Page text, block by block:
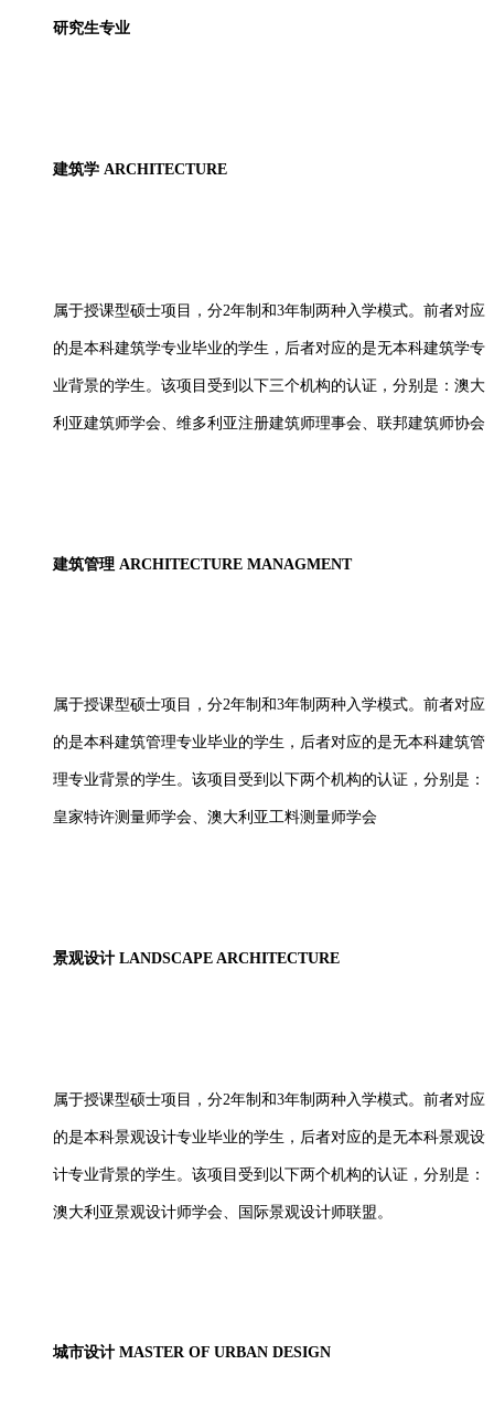
研究生专业
建筑学 ARCHITECTURE
属于授课型硕士项目，分2年制和3年制两种入学模式。前者对应
的是本科建筑学专业毕业的学生，后者对应的是无本科建筑学专
业背景的学生。该项目受到以下三个机构的认证，分别是：澳大
利亚建筑师学会、维多利亚注册建筑师理事会、联邦建筑师协会
建筑管理 ARCHITECTURE MANAGMENT
属于授课型硕士项目，分2年制和3年制两种入学模式。前者对应
的是本科建筑管理专业毕业的学生，后者对应的是无本科建筑管
理专业背景的学生。该项目受到以下两个机构的认证，分别是：
皇家特许测量师学会、澳大利亚工料测量师学会
景观设计 LANDSCAPE ARCHITECTURE
属于授课型硕士项目，分2年制和3年制两种入学模式。前者对应
的是本科景观设计专业毕业的学生，后者对应的是无本科景观设
计专业背景的学生。该项目受到以下两个机构的认证，分别是：
澳大利亚景观设计师学会、国际景观设计师联盟。
城市设计 MASTER OF URBAN DESIGN